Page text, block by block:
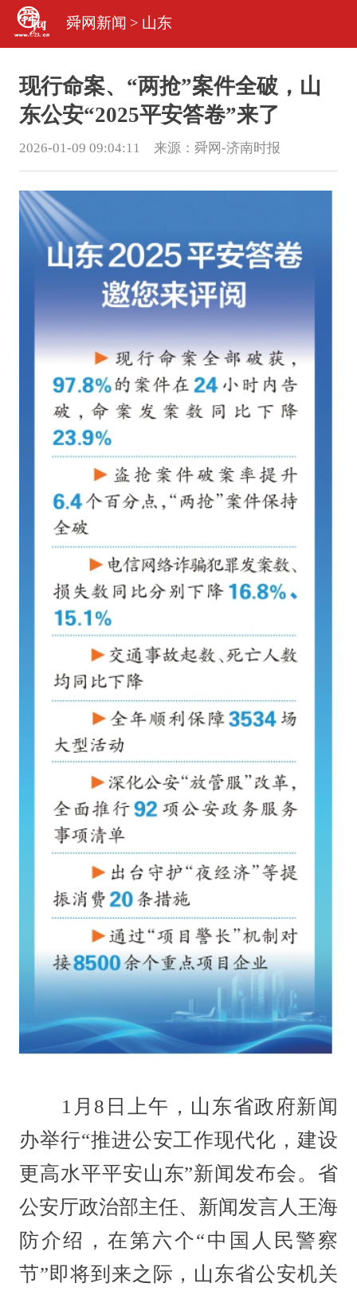
舜网新闻 > 山东
现行命案、“两抢”案件全破，山
东公安“2025平安答卷”来了
2026-01-09 09:04:11 来源： 舜网-济南时报
1月8日上午，山东省政府新闻
办举行“推进公安工作现代化，建设
更高水平平安山东”新闻发布会。省
公安厅政治部主任、新闻发言人王海
防介绍，在第六个“中国人民警察
节”即将到来之际，山东省公安机关